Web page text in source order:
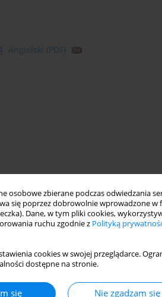
osobowe zbierane podczas odwiedzania
się poprzez dobrowolnie wprowadzone
Dane, w tym pliki cookies,
ruchu zgodnie z Polityką
cookies w swojej przeglądarce.
dostępne na stronie.
się Nie zgadzam się
Angielski (PDF)